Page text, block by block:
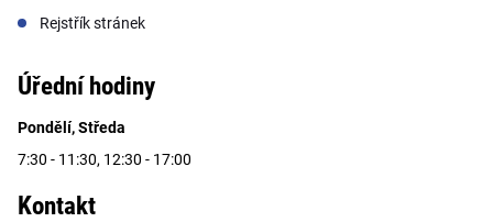
Rejstřík stránek
Úřední hodiny
Pondělí, Středa
7:30 - 11:30, 12:30 - 17:00
Kontakt